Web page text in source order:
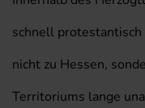
schnell
nicht zu Hessen,
Territoriums lange